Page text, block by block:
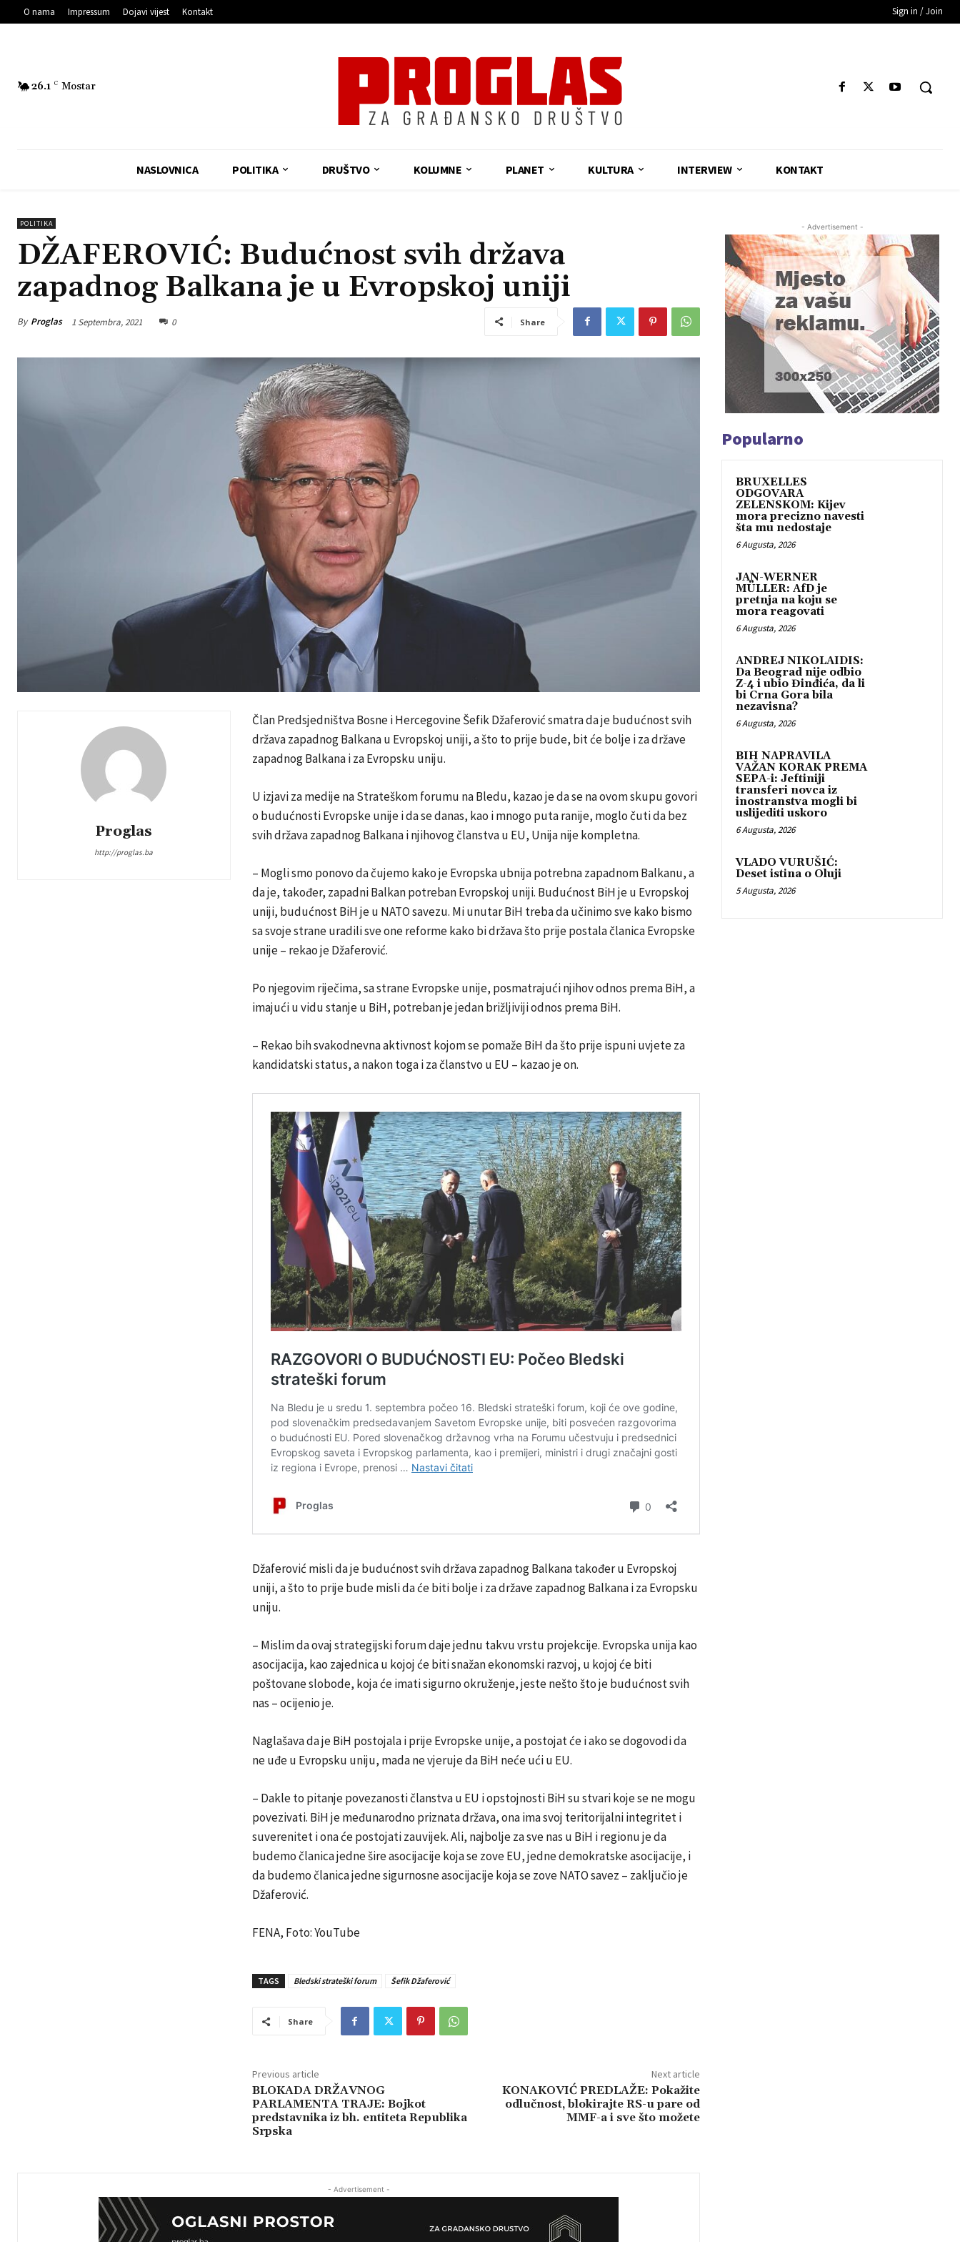
O nama Impressum Dojavi vijest Kontakt Sign in / Join
26.1 C Mostar
NASLOVNICA POLITIKA DRUŠTVO KOLUMNE PLANET KULTURA INTERVIEW KONTAKT
POLITIKA
DŽAFEROVIĆ: Budućnost svih država
zapadnog Balkana je u Evropskoj uniji
By Proglas 1 Septembra, 2021 0 Share
Proglas
http://proglas.ba
Član Predsjedništva Bosne i Hercegovine Šefik Džaferović smatra da je budućnost svih
država zapadnog Balkana u Evropskoj uniji, a što to prije bude, bit će bolje i za države
zapadnog Balkana i za Evropsku uniju.
U izjavi za medije na Strateškom forumu na Bledu, kazao je da se na ovom skupu govori
o budućnosti Evropske unije i da se danas, kao i mnogo puta ranije, moglo čuti da bez
svih država zapadnog Balkana i njihovog članstva u EU, Unija nije kompletna.
– Mogli smo ponovo da čujemo kako je Evropska ubnija potrebna zapadnom Balkanu, a
da je, također, zapadni Balkan potreban Evropskoj uniji. Budućnost BiH je u Evropskoj
uniji, budućnost BiH je u NATO savezu. Mi unutar BiH treba da učinimo sve kako bismo
sa svoje strane uradili sve one reforme kako bi država što prije postala članica Evropske
unije – rekao je Džaferović.
Po njegovim riječima, sa strane Evropske unije, posmatrajući njihov odnos prema BiH, a
imajući u vidu stanje u BiH, potreban je jedan brižljiviji odnos prema BiH.
– Rekao bih svakodnevna aktivnost kojom se pomaže BiH da što prije ispuni uvjete za
kandidatski status, a nakon toga i za članstvo u EU – kazao je on.
Džaferović misli da je budućnost svih država zapadnog Balkana također u Evropskoj
uniji, a što to prije bude misli da će biti bolje i za države zapadnog Balkana i za Evropsku
uniju.
– Mislim da ovaj strategijski forum daje jednu takvu vrstu projekcije. Evropska unija kao
asocijacija, kao zajednica u kojoj će biti snažan ekonomski razvoj, u kojoj će biti
poštovane slobode, koja će imati sigurno okruženje, jeste nešto što je budućnost svih
nas – ocijenio je.
Naglašava da je BiH postojala i prije Evropske unije, a postojat će i ako se dogovodi da
ne uđe u Evropsku uniju, mada ne vjeruje da BiH neće ući u EU.
– Dakle to pitanje povezanosti članstva u EU i opstojnosti BiH su stvari koje se ne mogu
povezivati. BiH je međunarodno priznata država, ona ima svoj teritorijalni integritet i
suverenitet i ona će postojati zauvijek. Ali, najbolje za sve nas u BiH i regionu je da
budemo članica jedne šire asocijacije koja se zove EU, jedne demokratske asocijacije, i
da budemo članica jedne sigurnosne asocijacije koja se zove NATO savez – zaključio je
Džaferović.
FENA, Foto: YouTube
TAGS Bledski strateški forum Šefik Džaferović
Share
Previous article
BLOKADA DRŽAVNOG
PARLAMENTA TRAJE: Bojkot
predstavnika iz bh. entiteta Republika
Srpska
Next article
KONAKOVIĆ PREDLAŽE: Pokažite
odlučnost, blokirajte RS-u pare od
MMF-a i sve što možete
- Advertisement -
- Advertisement -
Popularno
BRUXELLES
ODGOVARA
ZELENSKOM: Kijev
mora precizno navesti
šta mu nedostaje
6 Augusta, 2026
JAN-WERNER
MÜLLER: AfD je
pretnja na koju se
mora reagovati
6 Augusta, 2026
ANDREJ NIKOLAIDIS:
Da Beograd nije odbio
Z-4 i ubio Đinđića, da li
bi Crna Gora bila
nezavisna?
6 Augusta, 2026
BIH NAPRAVILA
VAŽAN KORAK PREMA
SEPA-i: Jeftiniji
transferi novca iz
inostranstva mogli bi
uslijediti uskoro
6 Augusta, 2026
VLADO VURUŠIĆ:
Deset istina o Oluji
5 Augusta, 2026